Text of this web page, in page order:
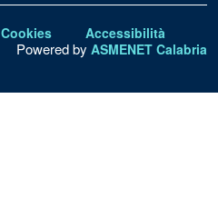
Cookies Accessibilità
Powered by ASMENET Calabria